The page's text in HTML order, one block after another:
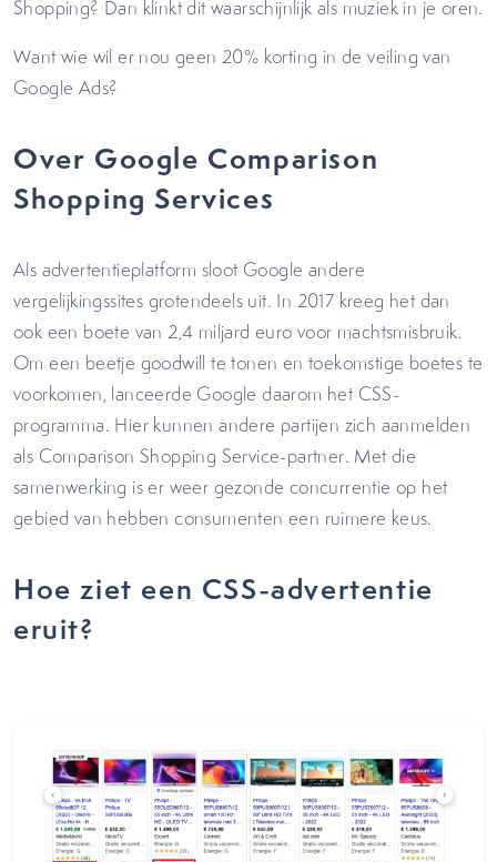
Shopping? Dan klinkt dit waarschijnlijk als muziek in je oren.
Want wie wil er nou geen 20% korting in de veiling van
Google Ads?
Over Google Comparison
Shopping Services
Als advertentieplatform sloot Google andere
vergelijkingssites grotendeels uit. In 2017 kreeg het dan
ook een boete van 2,4 miljard euro voor machtsmisbruik.
Om een beetje goodwill te tonen en toekomstige boetes te
voorkomen, lanceerde Google daarom het CSS-
programma. Hier kunnen andere partijen zich aanmelden
als Comparison Shopping Service-partner. Met die
samenwerking is er weer gezonde concurrentie op het
gebied van hebben consumenten een ruimere keus.
Hoe ziet een CSS-advertentie
eruit?